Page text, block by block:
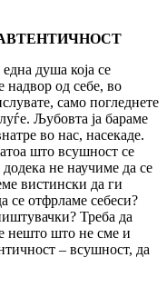
душа која се
надвор од себе, во
само погледнете
Љубовта ја бараме
во нас, насекаде.
што всушност се
не научиме да се
вистински да ги
се отфрламе себеси?
Треба да
нешто што не сме и
– всушност, да